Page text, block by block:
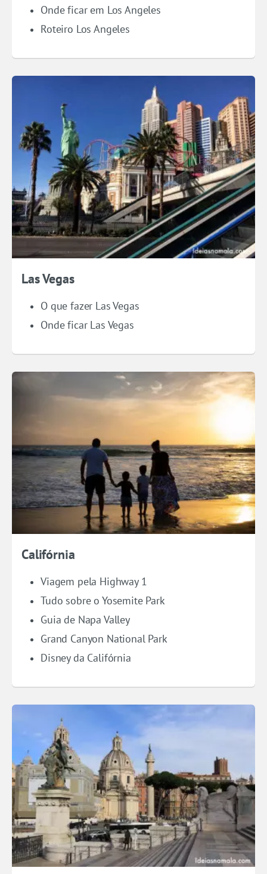
Onde ficar em Los Angeles
Roteiro Los Angeles
Las Vegas
O que fazer Las Vegas
Onde ficar Las Vegas
Califórnia
Viagem pela Highway 1
Tudo sobre o Yosemite Park
Guia de Napa Valley
Grand Canyon National Park
Disney da Califórnia